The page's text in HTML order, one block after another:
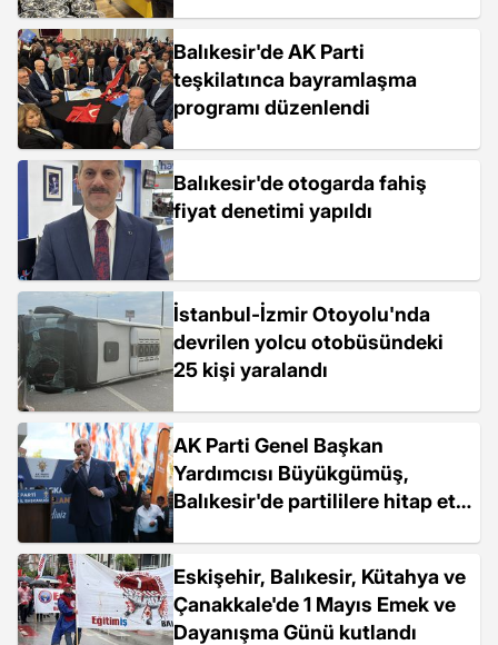
Balıkesir'de AK Parti
teşkilatınca bayramlaşma
programı düzenlendi
Balıkesir'de otogarda fahiş
fiyat denetimi yapıldı
İstanbul-İzmir Otoyolu'nda
devrilen yolcu otobüsündeki
25 kişi yaralandı
AK Parti Genel Başkan
Yardımcısı Büyükgümüş,
Balıkesir'de partililere hitap etti
Eskişehir, Balıkesir, Kütahya ve
Çanakkale'de 1 Mayıs Emek ve
Dayanışma Günü kutlandı